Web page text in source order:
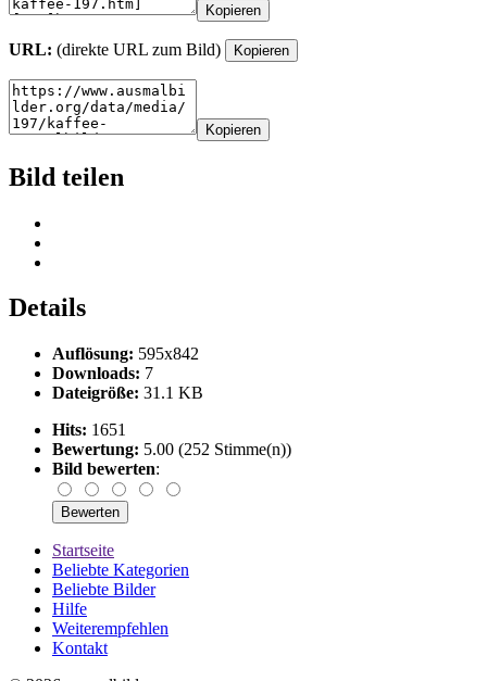
Kopieren
URL: (direkte URL zum Bild) Kopieren
Kopieren
Bild teilen
Details
Auflösung: 595x842
Downloads: 7
Dateigröße: 31.1 KB
Hits: 1651
Bewertung: 5.00 (252 Stimme(n))
Bild bewerten:
Startseite
Beliebte Kategorien
Beliebte Bilder
Hilfe
Weiterempfehlen
Kontakt